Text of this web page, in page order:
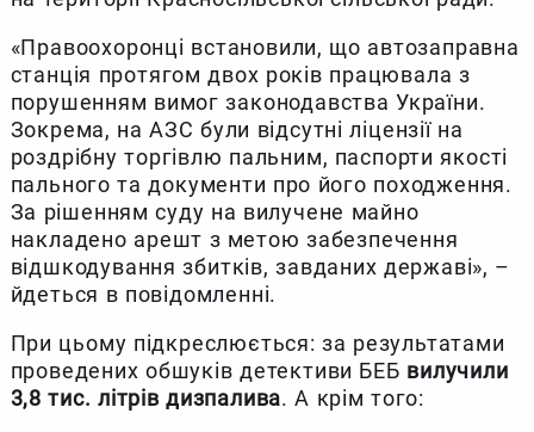
«Правоохоронці встановили, що автозаправна
станція протягом двох років працювала з
порушенням вимог законодавства України.
Зокрема, на АЗС були відсутні ліцензії на
роздрібну торгівлю пальним, паспорти якості
пального та документи про його походження.
За рішенням суду на вилучене майно
накладено арешт з метою забезпечення
відшкодування збитків, завданих державі», –
йдеться в повідомленні.
При цьому підкреслюється: за результатами
проведених обшуків детективи БЕБ вилучили
3,8 тис. літрів дизпалива. А крім того: